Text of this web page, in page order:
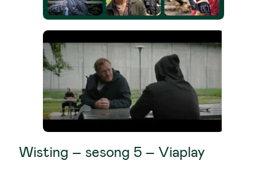
Wisting – sesong 5 – Viaplay